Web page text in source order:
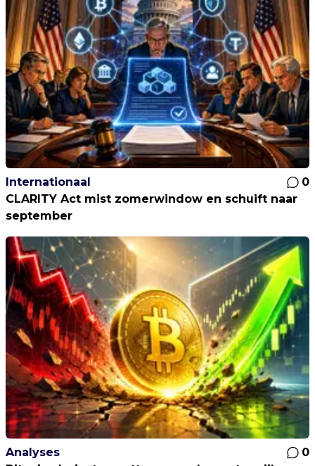
Internationaal
0
CLARITY Act mist zomerwindow en schuift naar
september
Analyses
0